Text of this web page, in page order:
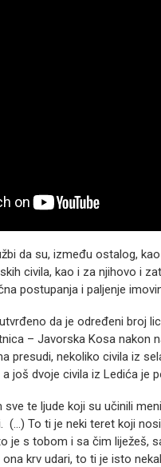
da su, između ostalog,
civila, kao i za njihovo i
postupanja i paljenje
da je određeni broj
– Javorska Kosa nakon
presudi, nekoliko civila iz
a još dvoje civila iz Ledića je
sve te ljude koji su učinili
(…) To ti je neki teret koji
je s tobom i sa čim liježeš,
krv udari, to ti je isto